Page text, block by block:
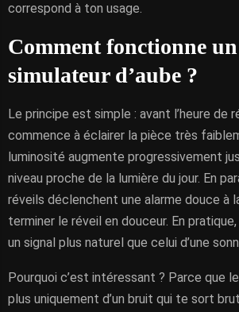
correspond à ton usage.
Comment fonctionne
simulateur d’aube ?
Le principe est simple : avant l’heure de
commence à éclairer la pièce très
luminosité augmente progressivement
niveau proche de la lumière du jour. En
réveils déclenchent une alarme douce à
terminer le réveil en douceur. En
un signal plus naturel que celui d’une
Pourquoi c’est intéressant ? Parce que
plus uniquement d’un bruit qui te sort